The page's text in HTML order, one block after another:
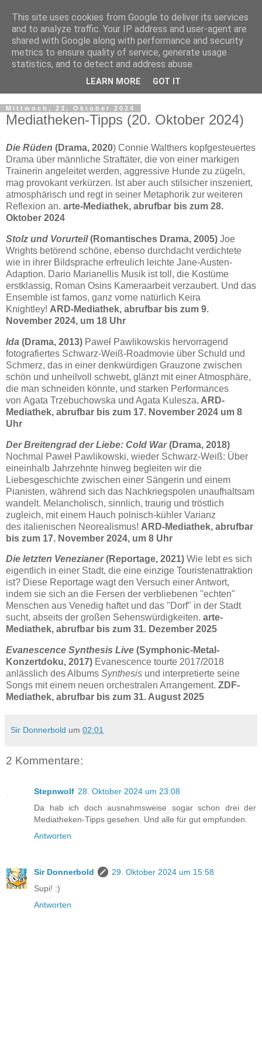
Mittwoch, 23. Oktober 2024
Mediatheken-Tipps (20. Oktober 2024)
Die Rüden (Drama, 2020) Connie Walthers kopfgesteuertes
Drama über männliche Straftäter, die von einer markigen
Trainerin angeleitet werden, aggressive Hunde zu zügeln,
mag provokant verkürzen. Ist aber auch stilsicher inszeniert,
atmosphärisch und regt in seiner Metaphorik zur weiteren
Reflexion an. arte-Mediathek, abrufbar bis zum 28.
Oktober 2024
Stolz und Vorurteil(Romantisches Drama, 2005) Joe
Wrights betörend schöne, ebenso durchdacht verdichtete
wie in ihrer Bildsprache erfreulich leichte Jane-Austen-
Adaption. Dario Marianellis Musik ist toll, die Kostüme
erstklassig, Roman Osins Kameraarbeit verzaubert. Und das
Ensemble ist famos, ganz vorne natürlich Keira
Knightley! ARD-Mediathek, abrufbar bis zum 9.
November 2024, um 18 Uhr
Ida (Drama, 2013) Paweł Pawlikowskis hervorragend
fotografiertes Schwarz-Weiß-Roadmovie über Schuld und
Schmerz, das in einer denkwürdigen Grauzone zwischen
schön und unheilvoll schwebt, glänzt mit einer Atmosphäre,
die man schneiden könnte, und starken Performances
von Agata Trzebuchowska und Agata Kulesza. ARD-
Mediathek, abrufbar bis zum 17. November 2024 um 8
Uhr
Der Breitengrad der Liebe: Cold War (Drama, 2018)
Nochmal Paweł Pawlikowski, wieder Schwarz-Weiß: Über
eineinhalb Jahrzehnte hinweg begleiten wir die
Liebesgeschichte zwischen einer Sängerin und einem
Pianisten, während sich das Nachkriegspolen unaufhaltsam
wandelt. Melancholisch, sinnlich, traurig und tröstlich
zugleich, mit einem Hauch polnisch-kühler Varianz
des italienischen Neorealismus! ARD-Mediathek, abrufbar
bis zum 17. November 2024, um 8 Uhr
Die letzten Venezianer(Reportage, 2021) Wie lebt es sich
eigentlich in einer Stadt, die eine einzige Touristenattraktion
ist? Diese Reportage wagt den Versuch einer Antwort,
indem sie sich an die Fersen der verbliebenen "echten"
Menschen aus Venedig haftet und das "Dorf" in der Stadt
sucht, abseits der großen Sehenswürdigkeiten. arte-
Mediathek, abrufbar bis zum 31. Dezember 2025
Evanescence Synthesis Live (Symphonic-Metal-
Konzertdoku, 2017) Evanescence tourte 2017/2018
anlässlich des Albums Synthesis und interpretierte seine
Songs mit einem neuen orchestralen Arrangement. ZDF-
Mediathek, abrufbar bis zum 31. August 2025
Sir Donnerbold um 02:01
2 Kommentare:
Stepnwolf 28. Oktober 2024 um 23:08
Da hab ich doch ausnahmsweise sogar schon drei der
Mediatheken-Tipps gesehen. Und alle für gut empfunden.
Antworten
Sir Donnerbold
29. Oktober 2024 um 15:58
Supi! :)
Antworten
This site uses cookies from Google to deliver its services
and to analyze traffic. Your IP address and user-agent are
shared with Google along with performance and security
metrics to ensure quality of service, generate usage
statistics, and to detect and address abuse.
LEARN MORE GOT IT